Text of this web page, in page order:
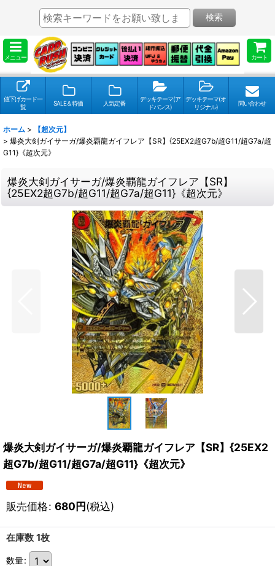
メニュー カート
検索
値下げカード一
覧
SALE＆特価 人気定番
デッキテーマ(ア
ドバンス)
デッキテーマ(オ
リジナル)
問い合わせ
ホーム >
【超次元】
> 爆炎大剣ガイサーガ/爆炎覇龍ガイフレア【SR】{25EX2超G7b/超G11/超G7a/超
G11}《超次元》
爆炎大剣ガイサーガ/爆炎覇龍ガイフレア【SR】
{25EX2超G7b/超G11/超G7a/超G11}《超次元》
爆炎大剣ガイサーガ/爆炎覇龍ガイフレア【SR】{25EX2
超G7b/超G11/超G7a/超G11}《超次元》
販売価格: 680円(税込)
在庫数 1枚
数量: